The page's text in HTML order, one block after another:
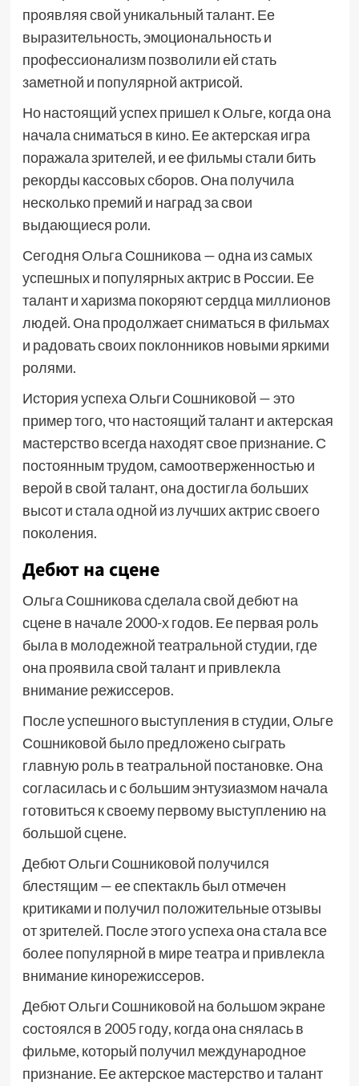
проявляя свой уникальный талант. Ее
выразительность, эмоциональность и
профессионализм позволили ей стать
заметной и популярной актрисой.
Но настоящий успех пришел к Ольге, когда она
начала сниматься в кино. Ее актерская игра
поражала зрителей, и ее фильмы стали бить
рекорды кассовых сборов. Она получила
несколько премий и наград за свои
выдающиеся роли.
Сегодня Ольга Сошникова — одна из самых
успешных и популярных актрис в России. Ее
талант и харизма покоряют сердца миллионов
людей. Она продолжает сниматься в фильмах
и радовать своих поклонников новыми яркими
ролями.
История успеха Ольги Сошниковой — это
пример того, что настоящий талант и актерская
мастерство всегда находят свое признание. С
постоянным трудом, самоотверженностью и
верой в свой талант, она достигла больших
высот и стала одной из лучших актрис своего
поколения.
Дебют на сцене
Ольга Сошникова сделала свой дебют на
сцене в начале 2000-х годов. Ее первая роль
была в молодежной театральной студии, где
она проявила свой талант и привлекла
внимание режиссеров.
После успешного выступления в студии, Ольге
Сошниковой было предложено сыграть
главную роль в театральной постановке. Она
согласилась и с большим энтузиазмом начала
готовиться к своему первому выступлению на
большой сцене.
Дебют Ольги Сошниковой получился
блестящим — ее спектакль был отмечен
критиками и получил положительные отзывы
от зрителей. После этого успеха она стала все
более популярной в мире театра и привлекла
внимание кинорежиссеров.
Дебют Ольги Сошниковой на большом экране
состоялся в 2005 году, когда она снялась в
фильме, который получил международное
признание. Ее актерское мастерство и талант